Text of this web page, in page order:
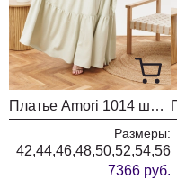
Платье Amori 1014 шампиньон
Размеры:
42,44,46,48,50,52,54,56
7366 руб.